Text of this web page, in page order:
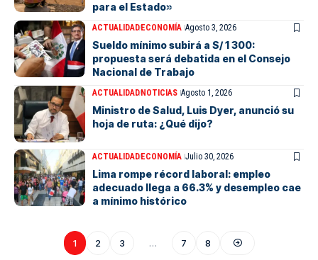
para el Estado»
ACTUALIDADECONOMÍA Agosto 3, 2026
Sueldo mínimo subirá a S/ 1 300:
propuesta será debatida en el Consejo
Nacional de Trabajo
ACTUALIDADNOTICIAS Agosto 1, 2026
Ministro de Salud, Luis Dyer, anunció su
hoja de ruta: ¿Qué dijo?
ACTUALIDADECONOMÍA Julio 30, 2026
Lima rompe récord laboral: empleo
adecuado llega a 66.3% y desempleo cae
a mínimo histórico
1 2 3 … 7 8